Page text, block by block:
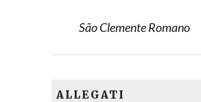
São Clemente Romano
ALLEGATI